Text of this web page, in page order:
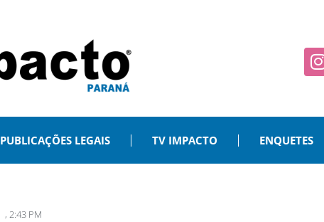
PUBLICAÇÕES LEGAIS TV IMPACTO ENQUETES
, 2:43 PM